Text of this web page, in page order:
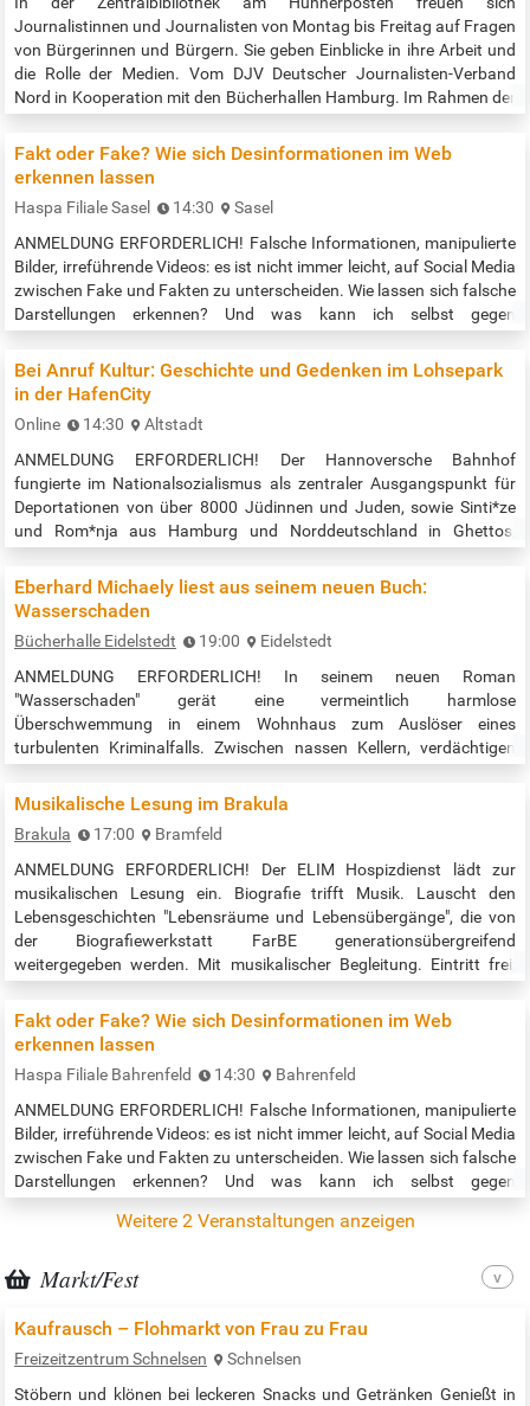
Journalistinnen und Journalisten von Montag bis Freitag auf Fragen
von Bürgerinnen und Bürgern. Sie geben Einblicke in ihre Arbeit und
die Rolle der Medien. Vom DJV Deutscher Journalisten-Verband
Nord in Kooperation mit den Bücherhallen Hamburg. Im Rahmen der
Quelle: https://www.pressefreiheit.hamburg/programm/
Fakt oder Fake? Wie sich Desinformationen im Web
erkennen lassen
Haspa Filiale Sasel 14:30
Sasel
ANMELDUNG ERFORDERLICH! Falsche Informationen, manipulierte
Bilder, irreführende Videos: es ist nicht immer leicht, auf Social Media
zwischen Fake und Fakten zu unterscheiden. Wie lassen sich falsche
Darstellungen erkennen? Und was kann ich selbst gegen
einfache Werkzeuge dafür kennen. Durch den Workshop führt eine
Expertin bzw. ein Experte der gemeinnützigen Bildungsinitiative…
Bei Anruf Kultur: Geschichte und Gedenken im Lohsepark
in der HafenCity
Online 14:30
Altstadt
ANMELDUNG ERFORDERLICH! Der Hannoversche Bahnhof
fungierte im Nationalsozialismus als zentraler Ausgangspunkt für
Deportationen von über 8000 Jüdinnen und Juden, sowie Sinti*ze
und Rom*nja aus Hamburg und Norddeutschland in Ghettos,
ehemaligen Bahnhofsgelände der Lohsepark mit dem Gedenkort
denk.mal Hannoverscher Bahnhof. Der Audiobesuch stellte den Ort
Eberhard Michaely liest aus seinem neuen Buch:
Wasserschaden
Bücherhalle Eidelstedt 19:00
Eidelstedt
ANMELDUNG ERFORDERLICH! In seinem neuen Roman
"Wasserschaden" gerät eine vermeintlich harmlose
Überschwemmung in einem Wohnhaus zum Auslöser eines
turbulenten Kriminalfalls. Zwischen nassen Kellern, verdächtigen
eine spannende Geschichte voller unerwarteter Wendungen. Mit viel
Witz, Gespür für Milieus und einem sicheren Blick für menschliche
Schwäche sorgt er dafür, dass die Ermittlungen…
Musikalische Lesung im Brakula
Brakula 17:00
Bramfeld
ANMELDUNG ERFORDERLICH! Der ELIM Hospizdienst lädt zur
musikalischen Lesung ein. Biografie trifft Musik. Lauscht den
Lebensgeschichten "Lebensräume und Lebensübergänge", die von
der Biografiewerkstatt FarBE generationsübergreifend
weitergegeben werden. Mit musikalischer Begleitung. Eintritt frei;
Veranstaltungszeit: 17:00 bis 19:00 Uhr Anmeldung über die
Homepage Quelle:…
Fakt oder Fake? Wie sich Desinformationen im Web
erkennen lassen
Haspa Filiale Bahrenfeld 14:30
Bahrenfeld
ANMELDUNG ERFORDERLICH! Falsche Informationen, manipulierte
Bilder, irreführende Videos: es ist nicht immer leicht, auf Social Media
zwischen Fake und Fakten zu unterscheiden. Wie lassen sich falsche
Darstellungen erkennen? Und was kann ich selbst gegen
einfache Werkzeuge dafür kennen. Durch den Workshop führt eine
Weitere 2 Veranstaltungen anzeigen
Markt/Fest
Kaufrausch – Flohmarkt von Frau zu Frau
Freizeitzentrum Schnelsen
Schnelsen
Stöbern und klönen bei leckeren Snacks und Getränken Genießt in